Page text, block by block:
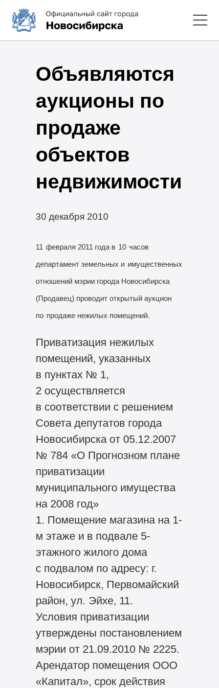
Объявляются
аукционы по
продаже
объектов
недвижимости
30 декабря 2010
11 февраля 2011 года в 10 часов
департамент земельных и имущественных
отношений мэрии города Новосибирска
(Продавец) проводит открытый аукцион
по продаже нежилых помещений.
Приватизация нежилых
помещений, указанных
в пунктах № 1,
2 осуществляется
в соответствии с решением
Совета депутатов города
Новосибирска от 05.12.2007
№ 784 «О Прогнозном плане
приватизации
муниципального имущества
на 2008 год»
1. Помещение магазина на 1-
м этаже и в подвале 5-
этажного жилого дома
с подвалом по адресу: г.
Новосибирск, Первомайский
район, ул. Эйхе, 11.
Условия приватизации
утверждены постановлением
мэрии от 21.09.2010 № 2225.
Арендатор помещения ООО
«Капитал», срок действия